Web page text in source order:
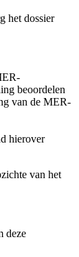
het dossier
beoordelen
van de MER-
hierover
van het
deze